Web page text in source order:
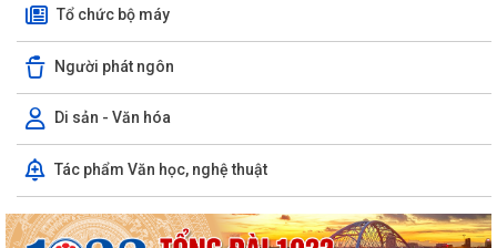
Tổ chức bộ máy
Người phát ngôn
Di sản - Văn hóa
Tác phẩm Văn học, nghệ thuật